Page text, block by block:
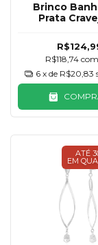
Brinco
Prata
R$118,74com
6 x de R$20,83
ATÉ
EM